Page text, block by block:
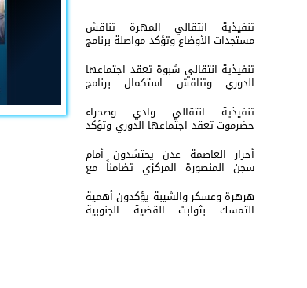
تنفيذية انتقالي المهرة تناقش
مستجدات الأوضاع وتؤكد مواصلة برنامج
التصعيد الشعبي السلمي
تنفيذية انتقالي شبوة تعقد اجتماعها
الدوري وتناقش استكمال برنامج
التصعيد الشعبي
تنفيذية انتقالي وادي وصحراء
حضرموت تعقد اجتماعها الدوري وتؤكد
أحرار العاصمة عدن يحتشدون أمام
سجن المنصورة المركزي تضامناً مع
هرهرة وعسكر والشيبة يؤكدون أهمية
التمسك بثوابت القضية الجنوبية